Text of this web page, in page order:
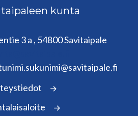
kunta
3 a , 54800 Savitaipale